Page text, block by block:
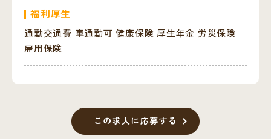
福利厚生
通勤交通費 車通勤可 健康保険 厚生年金 労災保険
雇用保険
この求人に応募する